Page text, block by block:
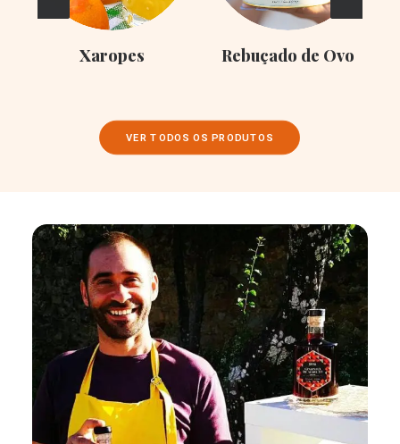
Xaropes Rebuçado de Ovo
VER TODOS OS PRODUTOS